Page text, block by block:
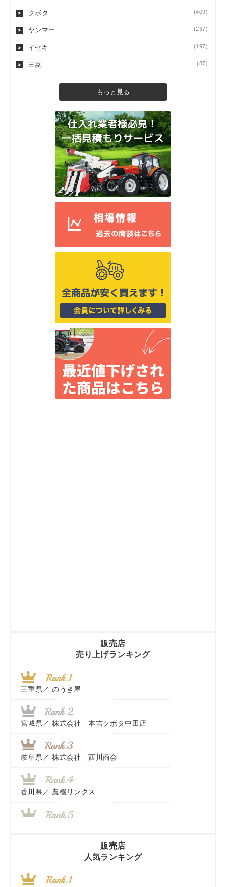
クボタ (409)
ヤンマー (237)
イセキ (197)
三菱 (87)
もっと見る
販売店
売り上げランキング
三重県／ のうき屋
宮城県／ 株式会社 本吉クボタ中田店
岐阜県／ 株式会社 西川商会
香川県／ 農機リンクス
近江商事合同会社：「茨城中古農建機販売」
販売店
人気ランキング